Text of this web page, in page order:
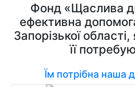
Фонд «Щаслива
ефективна
Запорізької
її
Їм потрібна наша